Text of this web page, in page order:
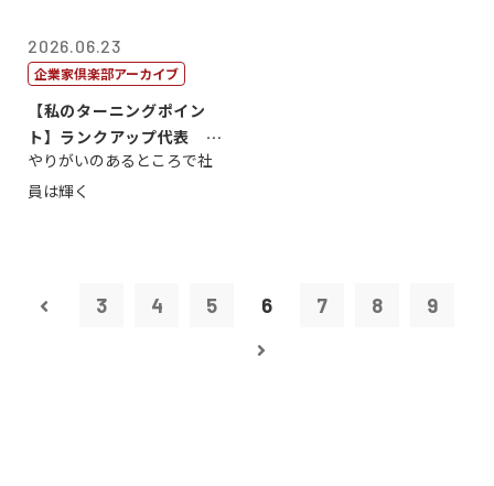
2026.06.23
企業家倶楽部アーカイブ
【私のターニングポイン
ト】ランクアップ代表 岩
崎裕美子
やりがいのあるところで社
員は輝く
3 4 5 6 7 8 9